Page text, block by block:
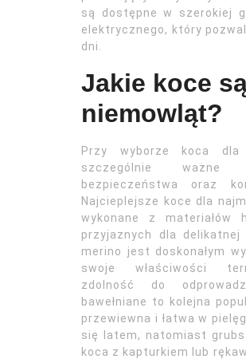
są dostępne w szerokiej
elektrycznego, który
dni.
Jakie koce
niemowląt?
Przy wyborze koca dla
szczególnie ważne
bezpieczeństwa oraz
Najcieplejsze koce dla
wykonane z materiałów
przyjaznych dla delikatnej
merino jest doskonałym
swoje właściwości
zdolność do
bawełniane to kolejna
przewiewna i łatwa w
się latem, natomiast
koca z kapturkiem lub